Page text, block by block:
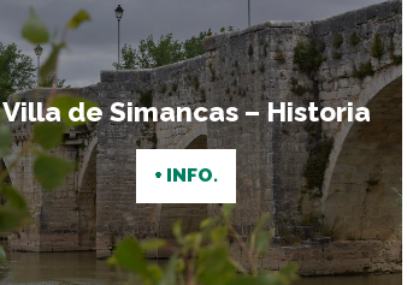
Villa de Simancas – Historia
+ INFO.